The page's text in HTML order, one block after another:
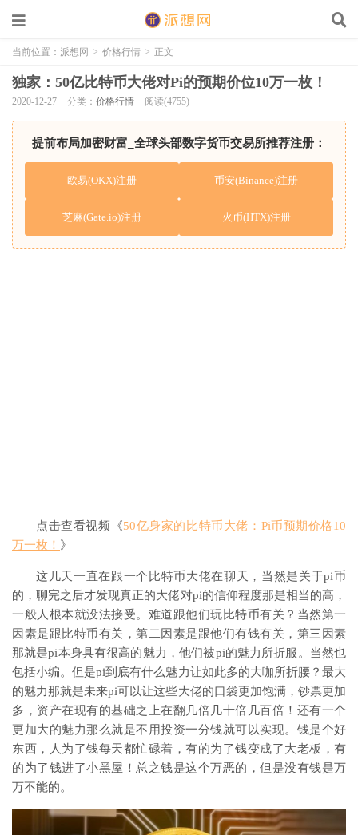
当前位置： 派想网 > 价格行情 > 正文
独家：50亿比特币大佬对Pi的预期价位10万一枚！
2020-12-27 分类： 价格行情 阅读(4755)
提前布局加密财富_全球头部数字货币交易所推荐注册：
欧易(OKX)注册 币安(Binance)注册
芝麻(Gate.io)注册 火币(HTX)注册
点击查看视频《50亿身家的比特币大佬：Pi币预期价格10
万一枚！ 》
这几天一直在跟一个比特币大佬在聊天，当然是关于pi币
的，聊完之后才发现真正的大佬对pi的信仰程度那是相当的高，
一般人根本就没法接受。难道跟他们玩比特币有关？当然第一
因素是跟比特币有关，第二因素是跟他们有钱有关，第三因素
那就是pi本身具有很高的魅力，他们被pi的魅力所折服。当然也
包括小编。但是pi到底有什么魅力让如此多的大咖所折腰？最大
的魅力那就是未来pi可以让这些大佬的口袋更加饱满，钞票更加
多，资产在现有的基础之上在翻几倍几十倍几百倍！还有一个
更加大的魅力那么就是不用投资一分钱就可以实现。钱是个好
东西，人为了钱每天都忙碌着，有的为了钱变成了大老板，有
的为了钱进了小黑屋！总之钱是这个万恶的，但是没有钱是万
万不能的。